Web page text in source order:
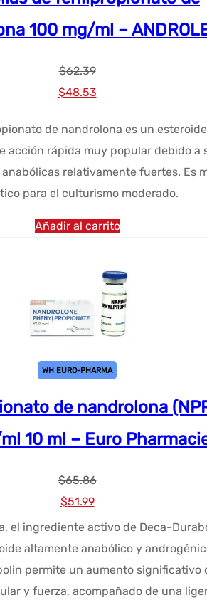
100 mg/ml –
$62.39
El
original
era:
$62.39.
$48.53El
actual
es:
$48.53.
de nandrolona es un esteroide
acción rápida muy popular debido a
relativamente fuertes. Es
para el culturismo moderado.
Añadir al carrito
WH EURO-PHARMA
de nandrolona
10 ml – Euro
$65.86
El
precio
original
era:
$65.86.
$51.99El
precio
actual
es:
$51.99.
el ingrediente activo de Deca-
altamente anabólico y
permite un aumento significativo
y fuerza, acompañado de una